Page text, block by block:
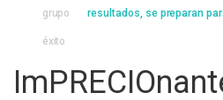
ayuda
a
grupo
éxito
resultados, se preparan